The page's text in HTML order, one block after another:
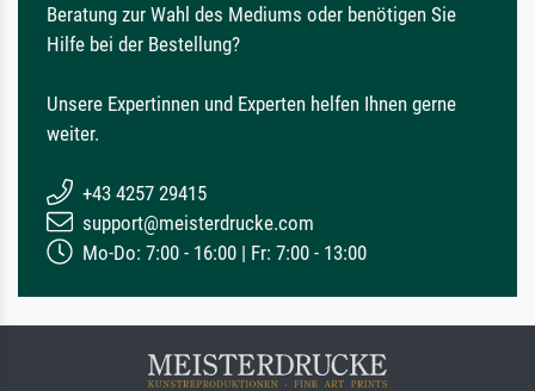
Beratung zur Wahl des Mediums oder benötigen Sie
Hilfe bei der Bestellung?
Unsere Expertinnen und Experten helfen Ihnen gerne
weiter.
+43 4257 29415
support@meisterdrucke.com
Mo-Do: 7:00 - 16:00 | Fr: 7:00 - 13:00